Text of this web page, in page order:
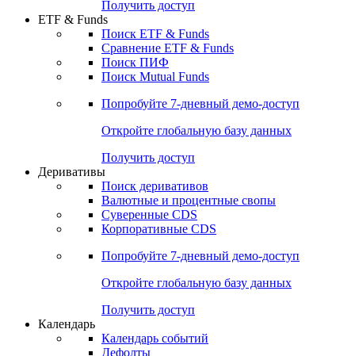
Попробуйте7-дневный
Откройте глобальную базу данных
Получить доступ
ETF & Funds
Сравнение ETF & Funds
Поиск Mutual Funds
Попробуйте7-дневный
Откройте глобальную базу данных
Получить доступ
Деривативы
Валютные и процентные свопы
Корпоративные CDS
Попробуйте7-дневный
Откройте глобальную базу данных